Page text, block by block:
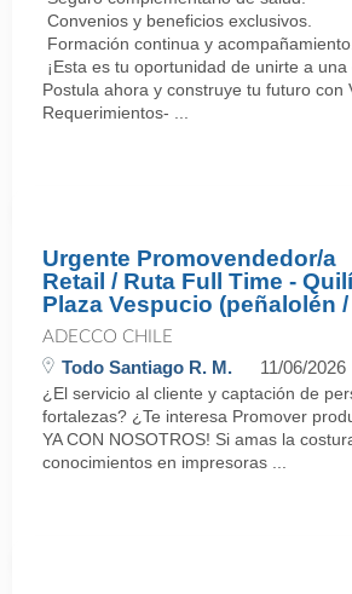
Convenios y beneficios exclusivos.
Formación continua y acompañamiento.
¡Esta es tu oportunidad de unirte a
Postula ahora y construye tu futuro con
Requerimientos- ...
Urgente Promovendedor/a
Retail / Ruta Full Time -
Plaza Vespucio (peñalolén
ADECCO CHILE
Todo Santiago R. M. 11/06/2026
¿El servicio al cliente y captación de
fortalezas? ¿Te interesa Promover
YA CON NOSOTROS! Si amas la
conocimientos en impresoras ...